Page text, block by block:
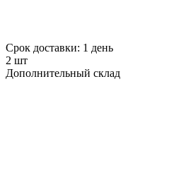
Срок доставки: 1 день
2 шт
Дополнительный склад